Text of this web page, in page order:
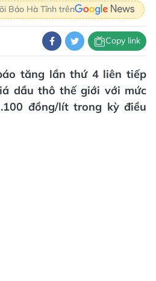
Báo Hà Tĩnh trên
Copy link
tăng lần thứ 4 liên tiếp
dầu thô thế giới với mức
đồng/lít trong kỳ điều